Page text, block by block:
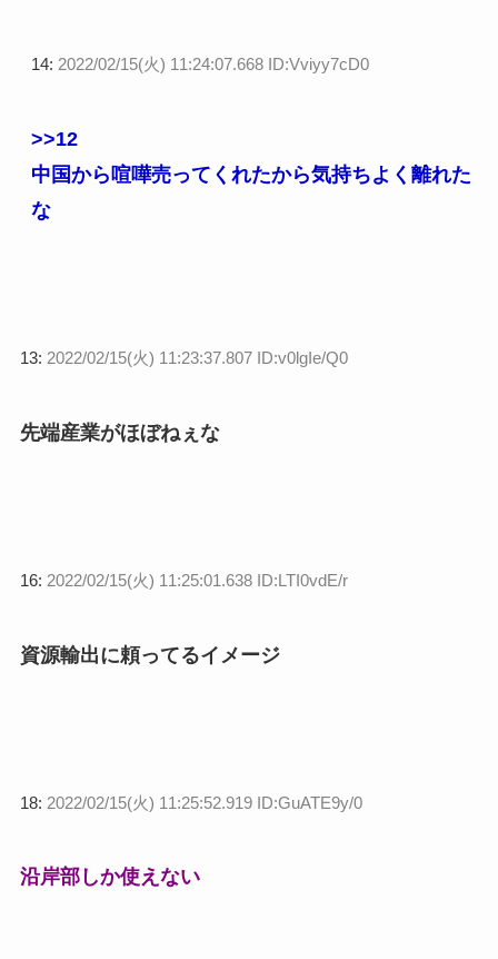
14: 2022/02/15(火) 11:24:07.668 ID:Vviyy7cD0
>>12
中国から喧嘩売ってくれたから気持ちよく離れた
な
13: 2022/02/15(火) 11:23:37.807 ID:v0lgIe/Q0
先端産業がほぼねぇな
16: 2022/02/15(火) 11:25:01.638 ID:LTI0vdE/r
資源輸出に頼ってるイメージ
18: 2022/02/15(火) 11:25:52.919 ID:GuATE9y/0
沿岸部しか使えない